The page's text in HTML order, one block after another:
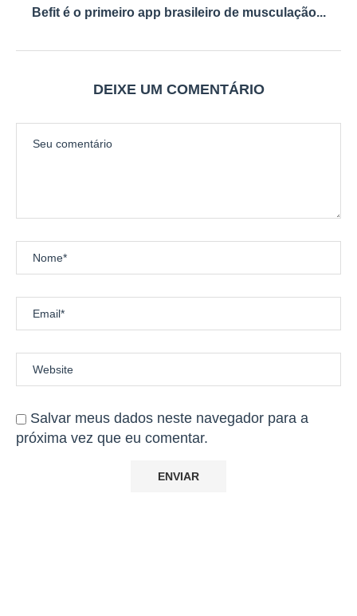
Befit é o primeiro app brasileiro de musculação...
DEIXE UM COMENTÁRIO
Salvar meus dados neste navegador para a
próxima vez que eu comentar.